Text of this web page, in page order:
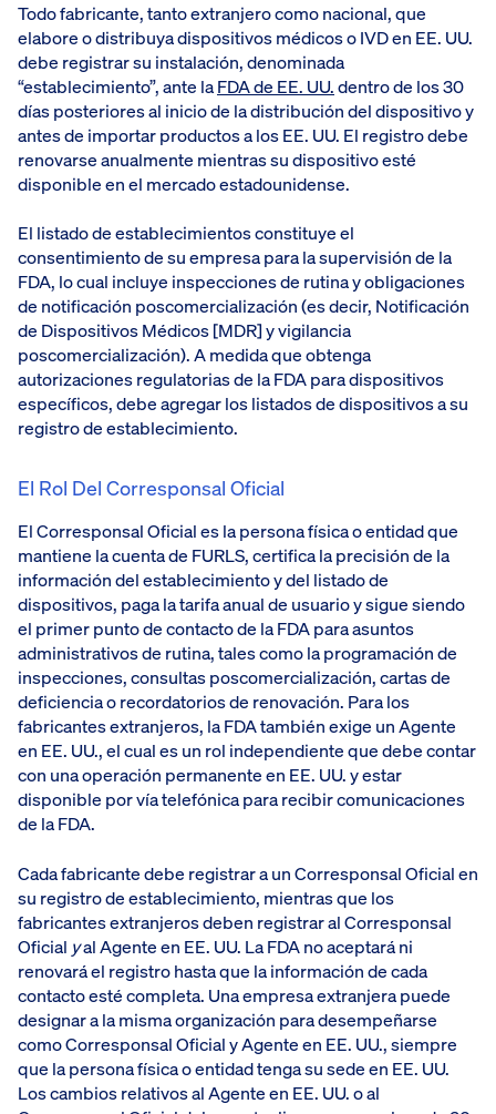
Todo fabricante, tanto extranjero como nacional, que
elabore o distribuya dispositivos médicos o IVD en EE. UU.
debe registrar su instalación, denominada
“establecimiento”, ante laFDA de EE. UU.dentro de los 30
días posteriores al inicio de la distribución del dispositivo y
antes de importar productos a los EE. UU. El registro debe
renovarse anualmente mientras su dispositivo esté
disponible en el mercado estadounidense.
El listado de establecimientos constituye el
consentimiento de su empresa para la supervisión de la
FDA, lo cual incluye inspecciones de rutina y obligaciones
de notificación poscomercialización (es decir, Notificación
de Dispositivos Médicos [MDR] y vigilancia
poscomercialización). A medida que obtenga
autorizaciones regulatorias de la FDA para dispositivos
específicos, debe agregar los listados de dispositivos a su
registro de establecimiento.
El Rol Del Corresponsal Oficial
El Corresponsal Oficial es la persona física o entidad que
mantiene la cuenta de FURLS, certifica la precisión de la
información del establecimiento y del listado de
dispositivos, paga la tarifa anual de usuario y sigue siendo
el primer punto de contacto de la FDA para asuntos
administrativos de rutina, tales como la programación de
inspecciones, consultas poscomercialización, cartas de
deficiencia o recordatorios de renovación. Para los
fabricantes extranjeros, la FDA también exige un Agente
en EE. UU., el cual es un rol independiente que debe contar
con una operación permanente en EE. UU. y estar
disponible por vía telefónica para recibir comunicaciones
de la FDA.
Cada fabricante debe registrar a un Corresponsal Oficial en
su registro de establecimiento, mientras que los
fabricantes extranjeros deben registrar al Corresponsal
Oficial yal Agente en EE. UU. La FDA no aceptará ni
renovará el registro hasta que la información de cada
contacto esté completa. Una empresa extranjera puede
designar a la misma organización para desempeñarse
como Corresponsal Oficial y Agente en EE. UU., siempre
que la persona física o entidad tenga su sede en EE. UU.
Los cambios relativos al Agente en EE. UU. o al